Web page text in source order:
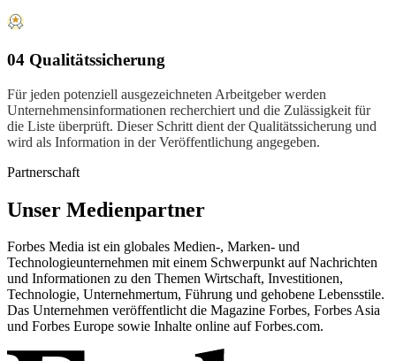
04 Qualitätssicherung
Für jeden potenziell ausgezeichneten Arbeitgeber werden
Unternehmensinformationen recherchiert und die Zulässigkeit für
die Liste überprüft. Dieser Schritt dient der Qualitätssicherung und
wird als Information in der Veröffentlichung angegeben.
Partnerschaft
Unser Medienpartner
Forbes Media ist ein globales Medien-, Marken- und
Technologieunternehmen mit einem Schwerpunkt auf Nachrichten
und Informationen zu den Themen Wirtschaft, Investitionen,
Technologie, Unternehmertum, Führung und gehobene Lebensstile.
Das Unternehmen veröffentlicht die Magazine Forbes, Forbes Asia
und Forbes Europe sowie Inhalte online auf Forbes.com.